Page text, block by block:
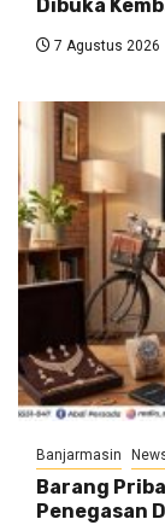
Dibuka
7 Agustus 2026
Banjarmasin
Barang
Penegasan